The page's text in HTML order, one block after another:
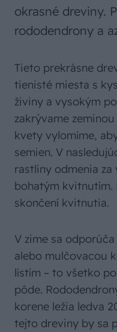
okrasné dreviny.
rododendrony a
Tieto prekrásne
tienisté miesta s
živiny a vysokým
zakrývame
kvety vylomíme,
semien. V
rastliny odmenia za
bohatým kvitnutím.
skončení kvitnutia.
V zime sa
alebo mulčovacou
lístím – to všetko
pôde.
korene ležia ledva
tejto dreviny by sa